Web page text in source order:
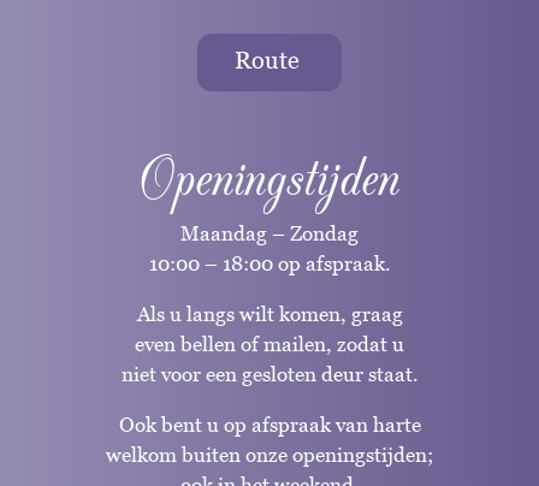
Route
Openingstijden
Maandag – Zondag
10:00 – 18:00 op afspraak.
Als u langs wilt komen, graag
even bellen of mailen, zodat u
niet voor een gesloten deur staat.
Ook bent u op afspraak van harte
welkom buiten onze openingstijden;